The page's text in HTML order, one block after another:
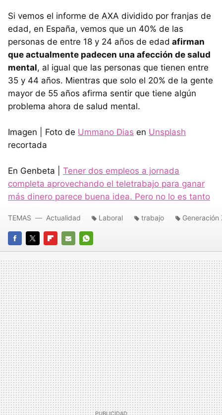
Si vemos el informe de AXA dividido por franjas de
edad, en España, vemos que un 40% de las
personas de entre 18 y 24 años de edad afirman
que actualmente padecen una afección de salud
mental, al igual que las personas que tienen entre
35 y 44 años. Mientras que solo el 20% de la gente
mayor de 55 años afirma sentir que tiene algún
problema ahora de salud mental.
Imagen | Foto de Ummano Dias en Unsplash
recortada
En Genbeta | Tener dos empleos a jornada
completa aprovechando el teletrabajo para ganar
más dinero parece buena idea. Pero no lo es tanto
FACEBOOK
TWITTERFLIPBOARD
E-
MAIL
WHATSAPP
TEMAS Actualidad Laboral trabajo Generación